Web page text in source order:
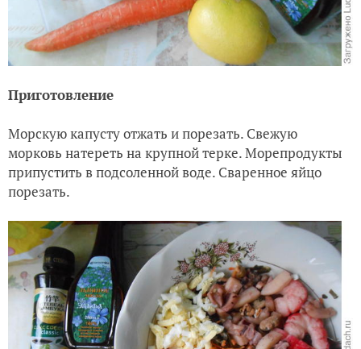
Приготовление
Морскую капусту отжать и порезать. Свежую
морковь натереть на крупной терке. Морепродукты
припустить в подсоленной воде. Сваренное яйцо
порезать.